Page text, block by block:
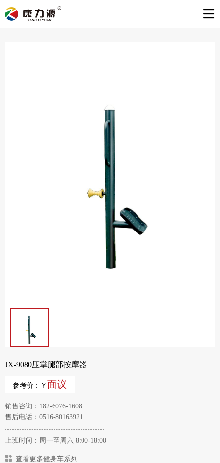
JX-9080压掌腿部按摩器
参考价：￥ 面议
销售咨询：182-6076-1608
售后电话：0516-80163921
上班时间：周一至周六 8:00-18:00
查看更多健身车系列